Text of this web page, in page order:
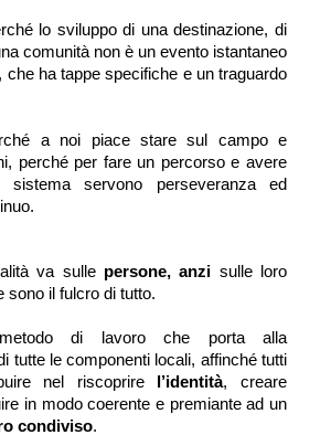
lo sviluppo di una destinazione, di
comunità non è un evento istantaneo
che ha tappe specifiche e un traguardo
a noi piace stare sul campo e
perché per fare un percorso e avere
servono perseveranza ed
va sulle persone, anzi
sono il fulcro di tutto.
tutte le componenti locali, affinché tutti
nel riscoprire
l’identità, creare
condiviso.